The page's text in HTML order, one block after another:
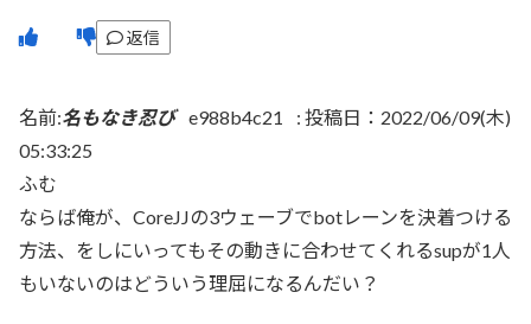
返信
名前:名もなき忍び e988b4c21 : 投稿日：2022/06/09(木)
05:33:25
ふむ
ならば俺が、CoreJJの3ウェーブでbotレーンを決着つける
方法、をしにいってもその動きに合わせてくれるsupが1人
もいないのはどういう理屈になるんだい？